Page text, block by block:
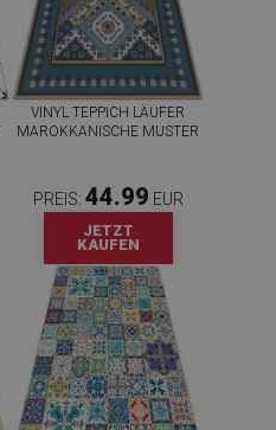
VINYL TEPPICH LÄUFER
MAROKKANISCHE MUSTER
PREIS: 44.99 EUR
JETZT
KAUFEN